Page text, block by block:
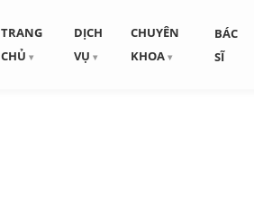
TRANG
CHỦ
DỊCH
VỤ
CHUYÊN
KHOA
BÁC
SĨ